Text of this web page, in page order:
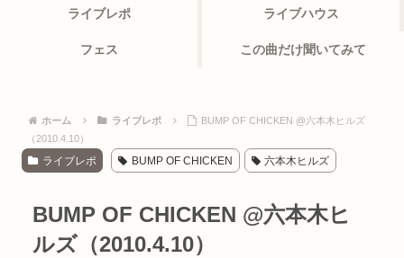
ライブレポ ライブハウス
フェス この曲だけ聞いてみて
ホーム ライブレポ
BUMP OF CHICKEN @六本木ヒルズ
（2010.4.10）
ライブレポ BUMP OF CHICKEN 六本木ヒルズ
BUMP OF CHICKEN @六本木ヒ
ルズ（2010.4.10）